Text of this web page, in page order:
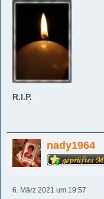
R.I.P.
nady1964
6. März 2021 um 19:57